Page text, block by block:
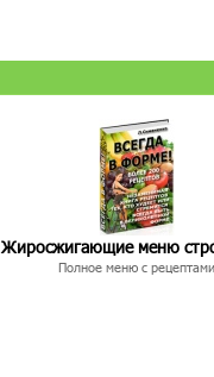
Жиросжигающие меню
Полное меню с рецептами